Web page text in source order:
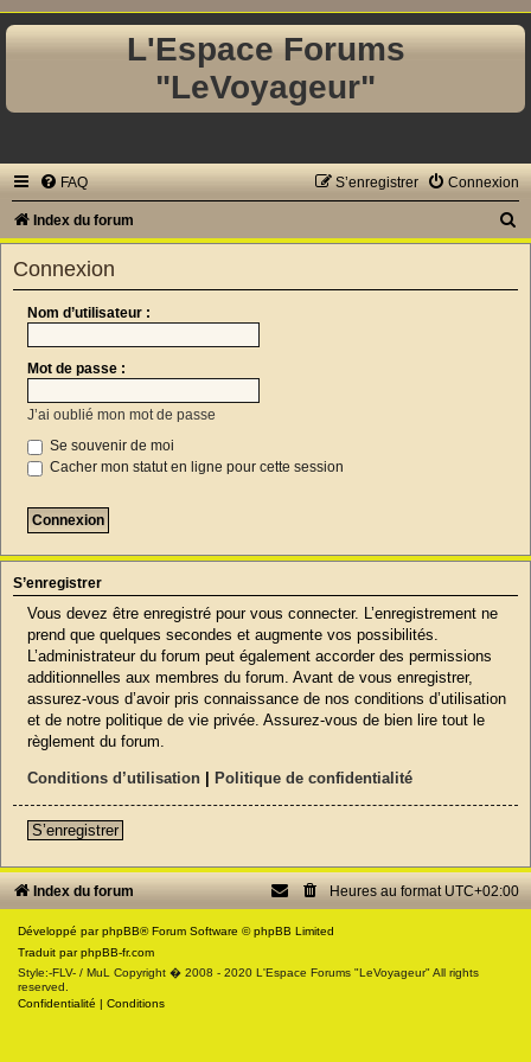
L'Espace Forums
"LeVoyageur"
FAQ Connexion
S’enregistrer
Index du forum
Connexion
Nom d’utilisateur :
Mot de passe :
J’ai oublié mon mot de passe
Se souvenir de moi
Cacher mon statut en ligne pour cette session
S’enregistrer
Vous devez être enregistré pour vous connecter. L’enregistrement ne
prend que quelques secondes et augmente vos possibilités.
L’administrateur du forum peut également accorder des permissions
additionnelles aux membres du forum. Avant de vous enregistrer,
assurez-vous d’avoir pris connaissance de nos conditions d’utilisation
et de notre politique de vie privée. Assurez-vous de bien lire tout le
règlement du forum.
Conditions d’utilisation Politique de confidentialité
S’enregistrer
Index du forum Heures au format UTC+02:00
Développé parphpBB® Forum Software © phpBB Limited
Traduit parphpBB-fr.com
Style:-FLV- / MuL Copyright � 2008 - 2020 L'Espace Forums "LeVoyageur" All rights
reserved.
Confidentialité
Conditions